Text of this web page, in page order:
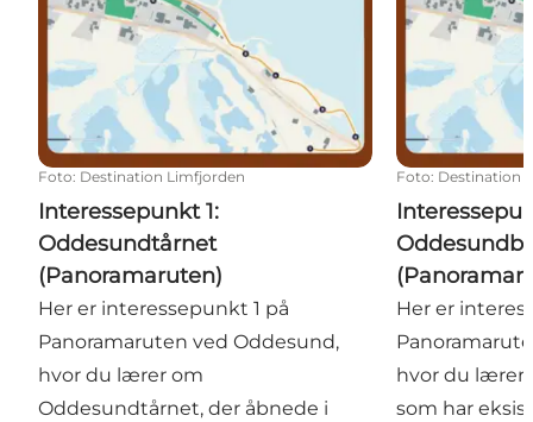
Foto: Destination Limfjorden
Interessepunkt 1:
Oddesundtårnet
(Panoramaruten)
Her er interessepunkt 1 på
Panoramaruten ved Oddesund,
hvor du lærer om
Oddesundtårnet, der åbnede i
Foto: Destination
Her er
hvor du lærer
som har